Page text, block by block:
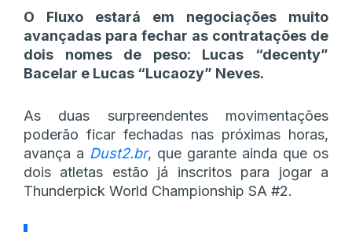
O Fluxo estará em negociações muito
avançadas para fechar as contratações de
dois nomes de peso: Lucas “decenty”
Bacelar e Lucas “Lucaozy” Neves.
As duas surpreendentes movimentações
poderão ficar fechadas nas próximas horas,
avança a Dust2.br, que garante ainda que os
dois atletas estão já inscritos para jogar a
Thunderpick World Championship SA #2.